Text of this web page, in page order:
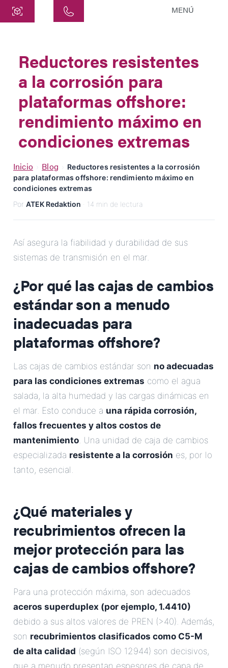
Siemensstraße 47
25462 Rellingen
info@atek.de
+49 4101 7953-0
Abrir Chat
Nombre
Nombre de la Empresa
Correo Electrónico
Mensaje
Enviar Mensaje
MENÚ
Reductores resistentes
a la corrosión para
plataformas offshore:
rendimiento máximo en
condiciones extremas
Inicio Blog
Reductores resistentes a la corrosión
para plataformas offshore: rendimiento máximo en
condiciones extremas
Por ATEK Redaktion · 14 min de lectura
Así asegura la fiabilidad y durabilidad de sus
sistemas de transmisión en el mar.
¿Por qué las cajas de cambios
estándar son a menudo
inadecuadas para
plataformas offshore?
Las cajas de cambios estándar son no adecuadas
para las condiciones extremas como el agua
salada, la alta humedad y las cargas dinámicas en
el mar. Esto conduce a una rápida corrosión,
fallos frecuentes y altos costos de
mantenimiento. Una unidad de caja de cambios
especializada resistente a la corrosión es, por lo
tanto, esencial.
¿Qué materiales y
recubrimientos ofrecen la
mejor protección para las
cajas de cambios offshore?
Para una protección máxima, son adecuados
aceros superduplex (por ejemplo, 1.4410)
debido a sus altos valores de PREN (>40). Además,
son recubrimientos clasificados como C5-M
de alta calidad (según ISO 12944) son decisivos,
que a menudo presentan espesores de capa de